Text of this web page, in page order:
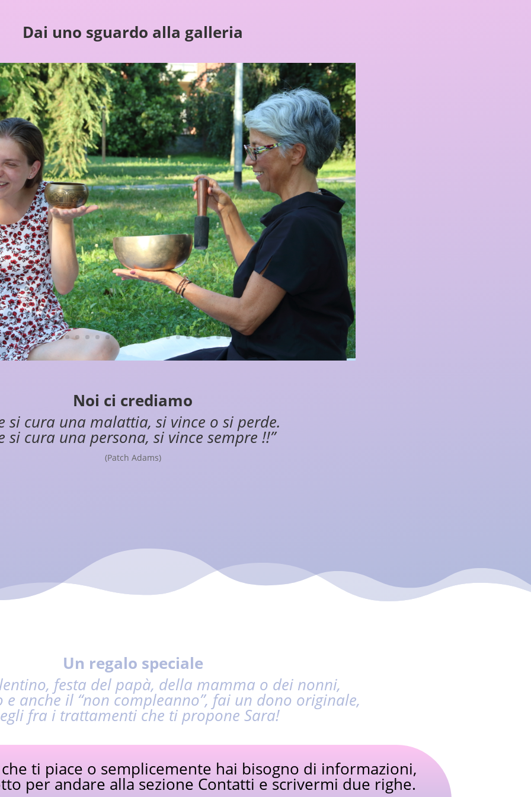
Dai uno sguardo alla galleria
Noi ci crediamo
si cura una malattia, si vince o si perde.
si cura una persona, si vince sempre !!”
(Patch Adams)
Un regalo speciale
festa del papà, della mamma o dei nonni,
anche il “non compleanno”, fai un dono originale,
fra i trattamenti che ti propone Sara!
ti piace o semplicemente hai bisogno di informazioni,
per andare alla sezione Contatti e scrivermi due righe.